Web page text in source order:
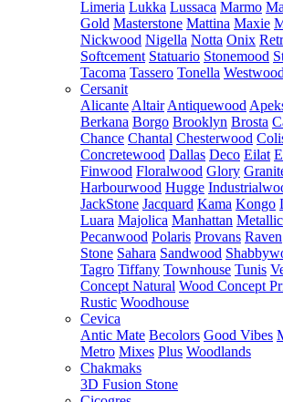
Limeria Lukka Lussaca Marmo
Gold Masterstone Mattina Maxie
Nickwood Nigella Notta Onix
Softcement Statuario Stonemood
Tacoma Tassero Tonella Westwood
Cersanit
Alicante Altair Antiquewood
Berkana Borgo Brooklyn Brosta
Chance Chantal Chesterwood
Concretewood Dallas Deco Eilat
Finwood Floralwood Glory
Harbourwood Hugge
JackStone Jacquard Kama Kongo
Luara Majolica Manhattan Metallic
Pecanwood Polaris Provans Raven
Stone Sahara Sandwood
Tagro Tiffany Townhouse Tunis
Concept Natural Wood Concept
Rustic Woodhouse
Cevica
Antic Mate Becolors Good Vibes
Metro Mixes Plus Woodlands
Chakmaks
3D Fusion Stone